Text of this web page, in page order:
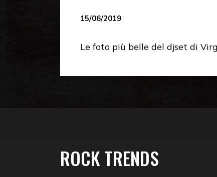
15/06/2019
Le foto più belle del djset di
ROCK TRENDS